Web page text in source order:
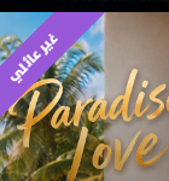
غير عائلي